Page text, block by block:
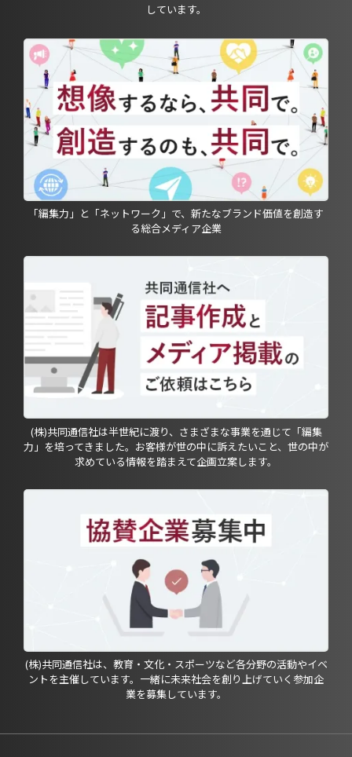
しています。
「編集力」と「ネットワーク」で、新たなブランド価値を創造す
る総合メディア企業
(株)共同通信社は半世紀に渡り、さまざまな事業を通じて「編集
力」を培ってきました。お客様が世の中に訴えたいこと、世の中が
求めている情報を踏まえて企画立案します。
(株)共同通信社は、教育・文化・スポーツなど各分野の活動やイベ
ントを主催しています。一緒に未来社会を創り上げていく参加企
業を募集しています。